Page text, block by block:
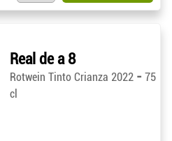
Real de a 8
Rotwein Tinto Crianza 2022 -75
cl